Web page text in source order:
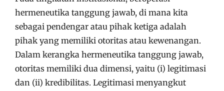
hermeneutika tanggung jawab, di mana kita
sebagai pendengar atau pihak ketiga adalah
pihak yang memiliki otoritas atau kewenangan.
Dalam kerangka hermeneutika tanggung jawab,
otoritas memiliki dua dimensi, yaitu (i) legitimasi
dan (ii) kredibilitas. Legitimasi menyangkut